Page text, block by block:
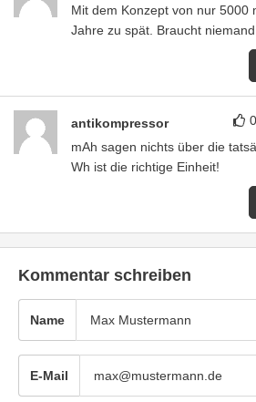
Mit dem Konzept von nur 5000
Jahre zu spät. Braucht niemand.
0
antikompressor
mAh sagen nichts über die
Wh ist die richtige Einheit!
Kommentar schreiben
Name
E-Mail